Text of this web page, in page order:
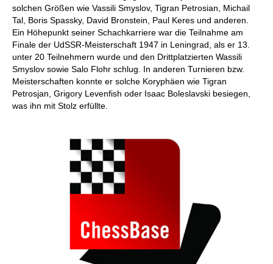
solchen Größen wie Vassili Smyslov, Tigran Petrosian, Michail
Tal, Boris Spassky, David Bronstein, Paul Keres und anderen.
Ein Höhepunkt seiner Schachkarriere war die Teilnahme am
Finale der UdSSR-Meisterschaft 1947 in Leningrad, als er 13.
unter 20 Teilnehmern wurde und den Drittplatzierten Wassili
Smyslov sowie Salo Flohr schlug. In anderen Turnieren bzw.
Meisterschaften konnte er solche Koryphäen wie Tigran
Petrosjan, Grigory Levenfish oder Isaac Boleslavski besiegen,
was ihn mit Stolz erfüllte.